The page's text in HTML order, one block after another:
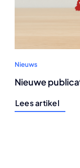
Nieuws
Nieuwe
Lees artikel